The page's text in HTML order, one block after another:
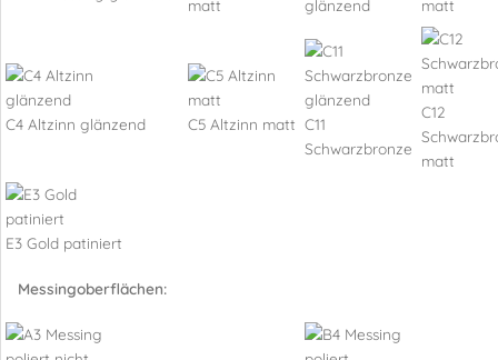
matt
glänzend
matt
C4 Altzinn glänzend C5 Altzinn matt C11
Schwarzbronze
C12
matt
E3 Gold patiniert
Messingoberflächen: